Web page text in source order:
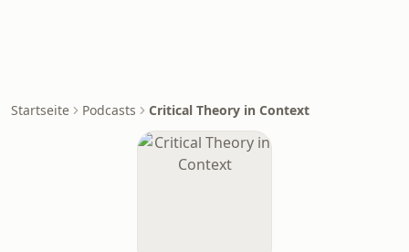
Startseite Podcasts Critical Theory in Context